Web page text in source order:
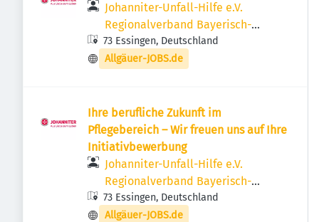
Johanniter-Unfall-Hilfe e.V.
Regionalverband Bayerisch-
Schwaben
73 Essingen, Deutschland
Allgäuer-JOBS.de
Ihre berufliche Zukunft im
Pflegebereich – Wir freuen uns auf Ihre
Initiativbewerbung
Johanniter-Unfall-Hilfe e.V.
Regionalverband Bayerisch-
Schwaben
73 Essingen, Deutschland
Allgäuer-JOBS.de